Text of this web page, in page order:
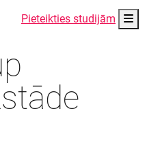
Pieteikties studijām